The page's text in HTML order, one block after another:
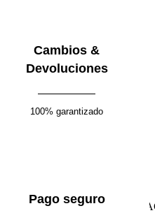
Cambios &
Devoluciones
100% garantizado
Pago seguro